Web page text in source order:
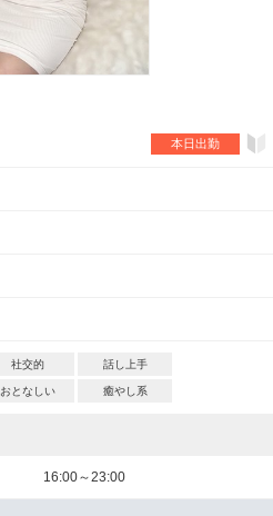
本日出勤
社交的 話し上手
おとなしい 癒やし系
16:00～23:00